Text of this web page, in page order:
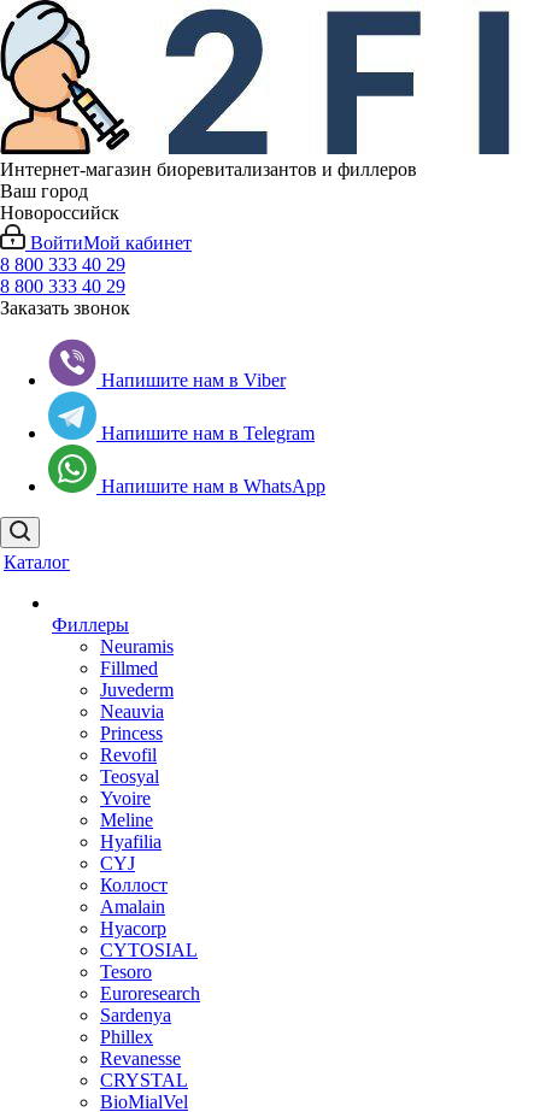
Интернет-магазин биоревитализантов и филлеров
Ваш город
Новороссийск
ВойтиМой кабинет
8 800 333 40 29
8 800 333 40 29
Заказать звонок
Напишите нам в Viber
Напишите нам в Telegram
Напишите нам в WhatsApp
Каталог
Филлеры
Neuramis
Fillmed
Juvederm
Neauvia
Princess
Revofil
Teosyal
Yvoire
Meline
Hyafilia
CYJ
Коллост
Amalain
Hyacorp
CYTOSIAL
Tesoro
Euroresearch
Sardenya
Phillex
Revanesse
CRYSTAL
BioMialVel